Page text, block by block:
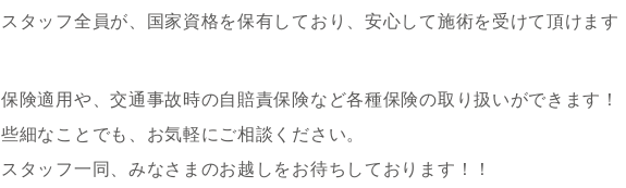
スタッフ全員が、国家資格を保有しており、安心して施術を受けて頂けます
保険適用や、交通事故時の自賠責保険など各種保険の取り扱いができます！
些細なことでも、お気軽にご相談ください。
スタッフ一同、みなさまのお越しをお待ちしております！！